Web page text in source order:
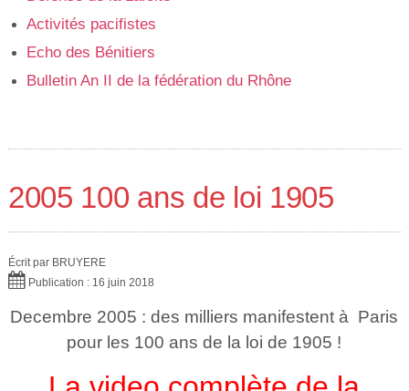
Activités pacifistes
Echo des Bénitiers
Bulletin An II de la fédération du Rhône
2005 100 ans de loi 1905
Écrit par BRUYERE
Publication : 16 juin 2018
Decembre 2005 : des milliers manifestent à Paris
pour les 100 ans de la loi de 1905 !